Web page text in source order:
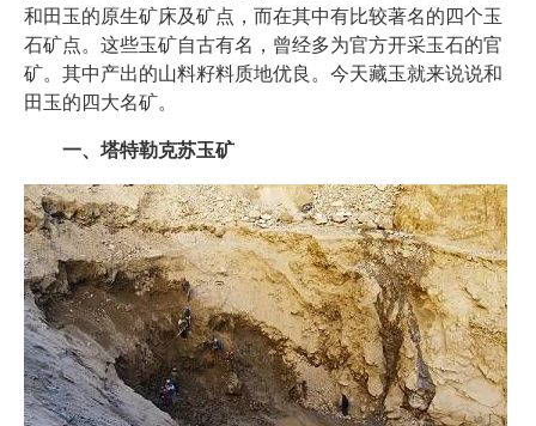
和田玉的原生矿床及矿点，而在其中有比较著名的四个玉
石矿点。这些玉矿自古有名，曾经多为官方开采玉石的官
矿。其中产出的山料籽料质地优良。今天藏玉就来说说和
田玉的四大名矿。
一、塔特勒克苏玉矿